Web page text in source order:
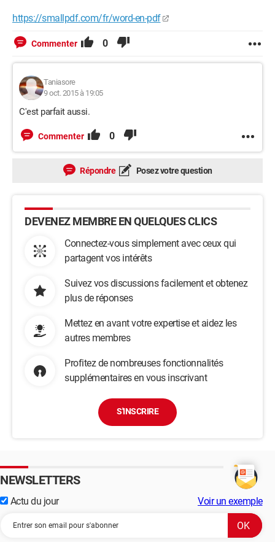
https://smallpdf.com/fr/word-en-pdf
Commenter 0
Taniasore
9 oct. 2015 à 19:05
C'est parfait aussi.
Commenter 0
Répondre Posez votre question
DEVENEZ MEMBRE EN QUELQUES CLICS
Connectez-vous simplement avec ceux qui
partagent vos intérêts
Suivez vos discussions facilement et obtenez
plus de réponses
Mettez en avant votre expertise et aidez les
autres membres
Profitez de nombreuses fonctionnalités
supplémentaires en vous inscrivant
S'INSCRIRE
NEWSLETTERS
Actu du jour Voir un exemple